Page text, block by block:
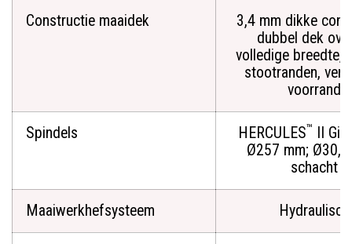
Constructie maaidek
3,4 mm dikke
dubbel dek
volledige breedte,
stootranden,
voorrand
Spindels HERCULES™
II
Ø257 mm;
schacht
Maaiwerkhefsysteem Hydraulisch